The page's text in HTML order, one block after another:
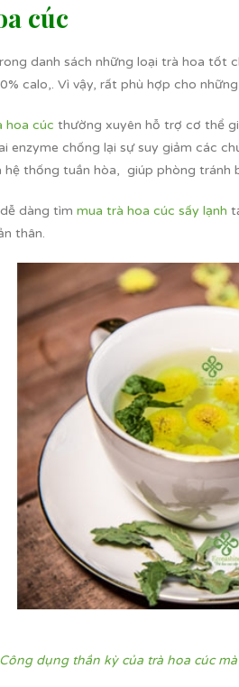
cúc
danh sách những loại trà hoa tốt
calo,. Vì vậy, rất phù hợp cho
hoa cúc thường xuyên hỗ trợ cơ thể
enzyme chống lại sự suy giảm các
hệ thống tuần hòa, giúp phòng tránh
dàng tìm mua trà hoa cúc sấy lạnh
thân.
Công dụng thần kỳ của trà hoa cúc